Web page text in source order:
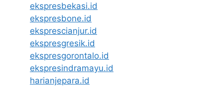
ekspresbekasi.id
ekspresbone.id
eksprescianjur.id
ekspresgresik.id
ekspresgorontalo.id
ekspresindramayu.id
harianjepara.id